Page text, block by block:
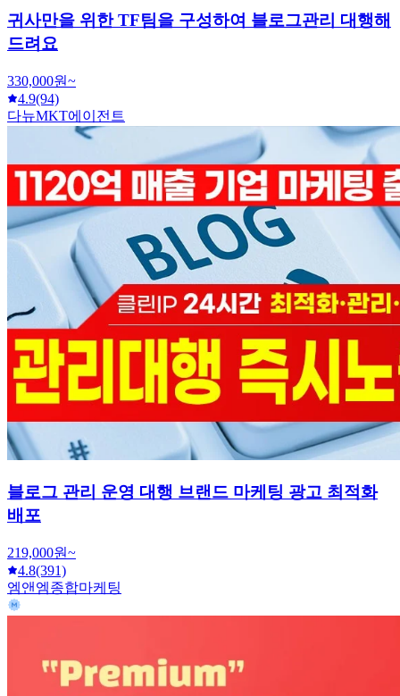
귀사만을 위한 TF팀을 구성하여 블로그관리 대행해
드려요
330,000원~
4.9(94)
다뉴MKT에이전트
블로그 관리 운영 대행 브랜드 마케팅 광고 최적화
배포
219,000원~
4.8(391)
엠앤엠종합마케팅